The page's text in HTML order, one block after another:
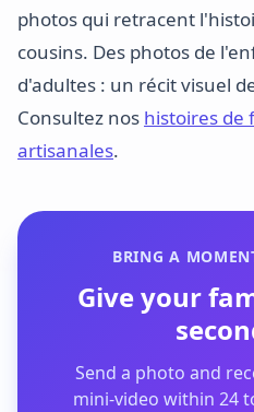
photos qui retracent
cousins. Des photos de
d'adultes : un récit visuel
Consultez nos histoires de
artisanales.
BRING A
Give your
Send a photo and
mini-video within 24